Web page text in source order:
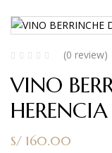
(0 review)
VINO
S/ 160.00